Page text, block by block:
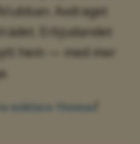
Avdraget
Erbjudandet
hem — med mer
mäklare Thomas